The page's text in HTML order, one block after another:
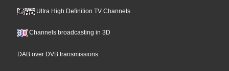
Ultra High Definition TV Channels
Channels broadcasting in 3D
DAB over DVB transmissions